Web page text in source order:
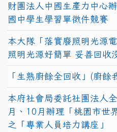
財團法人中國生產力中心
國中學生學習單徵件競賽
本大隊「落實廢照明光源
照明光源好簡單 妥善回收
「生熟廚餘全回收」(廚
本府社會局委託社團法人
月、10月辦理「桃園市世
之「專業人員培力講座」